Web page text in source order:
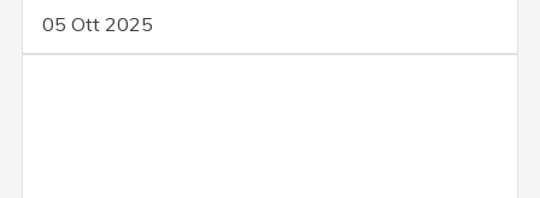
05 Ott 2025